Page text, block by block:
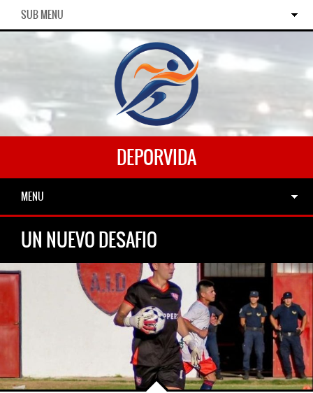
SUB MENU
DEPORVIDA
MENU
UN NUEVO DESAFIO